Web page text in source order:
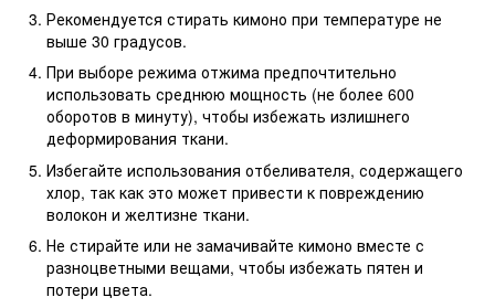
Рекомендуется стирать кимоно при температуре не
выше 30 градусов.
При выборе режима отжима предпочтительно
использовать среднюю мощность (не более 600
оборотов в минуту), чтобы избежать излишнего
деформирования ткани.
Избегайте использования отбеливателя, содержащего
хлор, так как это может привести к повреждению
волокон и желтизне ткани.
Не стирайте или не замачивайте кимоно вместе с
разноцветными вещами, чтобы избежать пятен и
потери цвета.